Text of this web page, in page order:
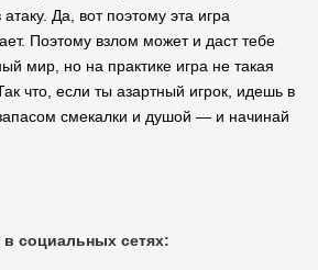
Да, вот поэтому эта игра
Поэтому взлом может и даст тебе
мир, но на практике игра не такая
что, если ты азартный игрок, идешь в
смекалки и душой — и начинай
социальных сетях: